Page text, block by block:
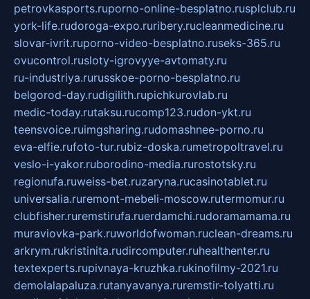
petrovkasports.ruporno-online-besplatno.rusplclub.ru
york-life.rudoroga-expo.ruribery.rucleanmedicine.ru
slovar-ivrit.ruporno-video-besplatno.ruseks-365.ru
ovucontrol.rusloty-igrovyye-avtomaty.ru
ru-industriya.rurusskoe-porno-besplatno.ru
belgorod-day.rudigilith.rupichkurovlab.ru
medic-today.rutaksu.rucomp123.rudon-ykt.ru
teensvoice.ruimgsharing.rudomashnee-porno.ru
eva-elfie.rufoto-tur.rubiz-doska.rumetropoltravel.ru
veslo-i-yakor.ruborodino-media.rurostotsky.ru
regionufa.ruweiss-bet.ruzaryna.rucasinotablet.ru
universalia.ruremont-mebeli-moscow.rutermomur.ru
clubfisher.ruremstirufa.ruerdamchi.rudoramamama.ru
muraviovka-park.ruworldofwoman.ruclean-dreams.ru
arkrym.rukristinita.rudircomputer.ruhealthenter.ru
textexperts.rupivnaya-kruzhka.rukinofilmy-2021.ru
demolalapaluza.rutanyavanya.ruremstir-tolyatti.ru